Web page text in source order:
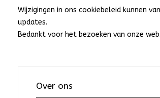
Wijzigingen in ons cookiebeleid kunnen
updates.
Bedankt voor het bezoeken van onze
Over ons